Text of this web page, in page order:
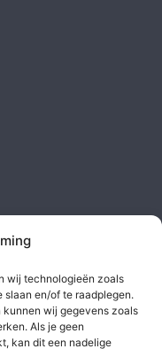
wij technologieën zoals
slaan en/of te raadplegen.
kunnen wij gegevens zoals
Als je geen
kan dit een nadelige